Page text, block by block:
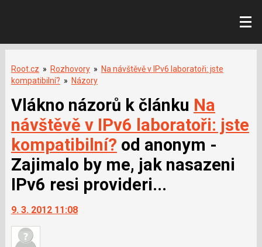
Root.cz » Rozhovory » Na návštěvě v IPv6 laboratoři: jste
kompatibilní? » Názory
Vlákno názorů k článku Na
návštěvě v IPv6 laboratoři: jste
kompatibilní? od anonym -
Zajimalo by me, jak nasazeni
IPv6 resi provideri...
9. 3. 2012 11:08